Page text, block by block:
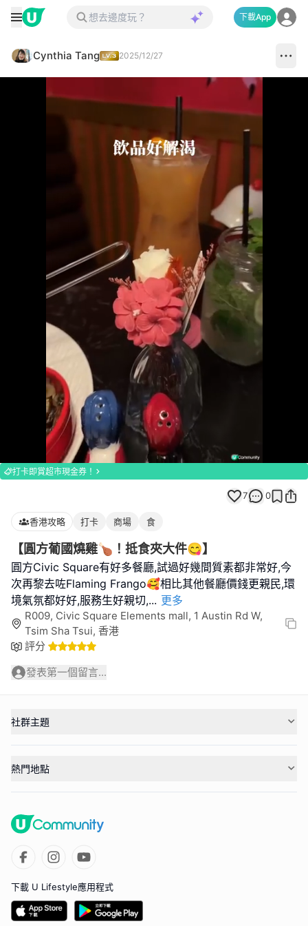
下載App
Cynthia Tang 2025/12/27
Loaded:
100.00%
打卡即賞超市現金券！
7 0
香港攻略 打卡 商場 食
【圓方葡國燒雞🍗！抵食夾大件😋】
圓方Civic Square有好多餐廳,試過好幾間質素都非常好,今
次再黎去咗Flaming Frango🥰相比其他餐廳價錢更親民,環
境氣氛都好好,服務生好親切,... 更多
R009, Civic Square Elements mall, 1 Austin Rd W,
Tsim Sha Tsui, 香港
評分
發表第一個留言...
社群主題
熱門地點
下載 U Lifestyle應用程式